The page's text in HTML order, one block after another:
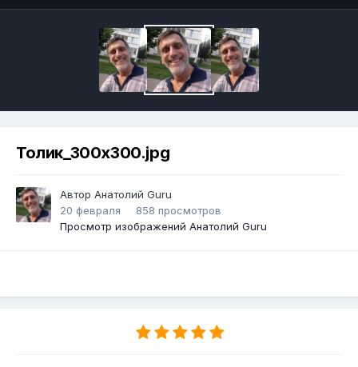
Толик_300x300.jpg
Автор Анатолий Guru
20 февраля
858 просмотров
Просмотр изображений Анатолий Guru